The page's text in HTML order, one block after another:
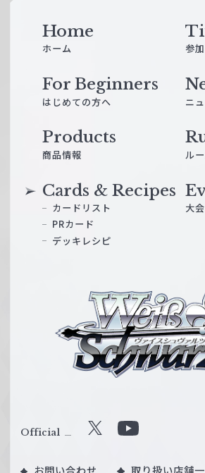
ス
ル
Home
ホーム 参
For Beginners
はじめての方へ ニ
Products
商品情報
Cards & Recipes
カードリスト
PRカード
デッキレシピ
大
ル
Official X
お問い合わせ 取り扱い店舗